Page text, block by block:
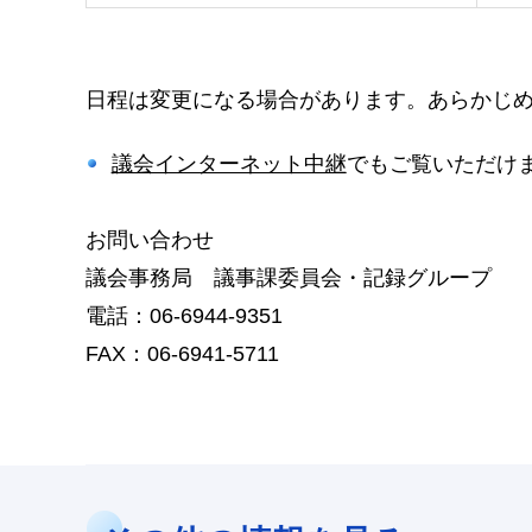
日程は変更になる場合があります。あらかじ
議会インターネット中継でもご覧いただけ
お問い合わせ
議会事務局 議事課委員会・記録グループ
電話：06-6944-9351
FAX：06-6941-5711